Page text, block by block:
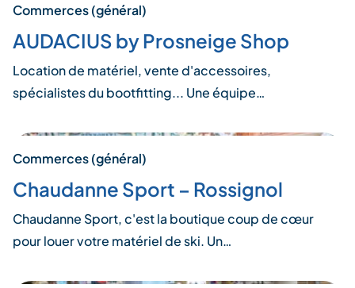
Commerces (général)
AUDACIUS by Prosneige Shop
Location de matériel, vente d'accessoires,
spécialistes du bootfitting... Une équipe…
Commerces (général)
Chaudanne Sport – Rossignol
Chaudanne Sport, c'est la boutique coup de cœur
pour louer votre matériel de ski. Un…